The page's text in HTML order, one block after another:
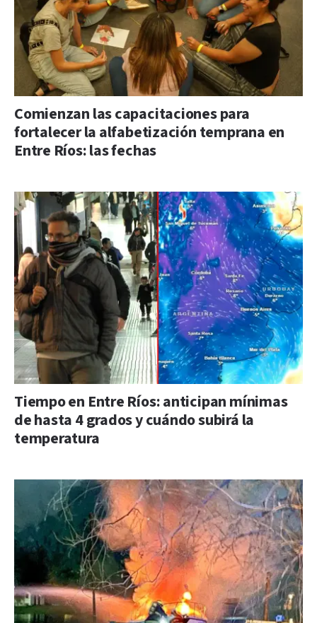
Comienzan las capacitaciones para
fortalecer la alfabetización temprana en
Entre Ríos: las fechas
Tiempo en Entre Ríos: anticipan mínimas
de hasta 4 grados y cuándo subirá la
temperatura